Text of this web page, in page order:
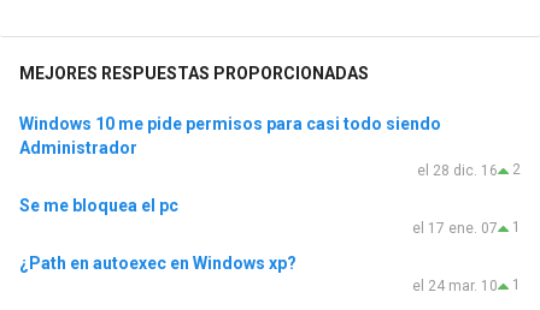
MEJORES RESPUESTAS PROPORCIONADAS
Windows 10 me pide permisos para casi todo siendo
Administrador
2
el 28 dic. 16
Se me bloquea el pc
1
el 17 ene. 07
¿Path en autoexec en Windows xp?
1
el 24 mar. 10